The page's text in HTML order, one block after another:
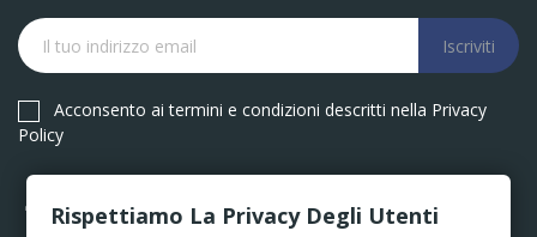
Iscriviti
Acconsento ai termini e condizioni descritti nella Privacy
Policy
Rispettiamo La Privacy Degli Utenti